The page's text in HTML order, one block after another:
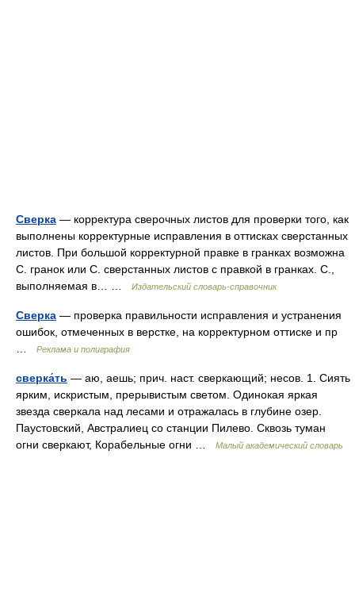
Сверка — корректура сверочных листов для проверки того, как
выполнены корректурные исправления в оттисках сверстанных
листов. При большой корректурной правке в гранках возможна
С. гранок или С. сверстанных листов с правкой в гранках. С.,
выполняемая в… …
Издательский словарь-справочник
Сверка — проверка правильности исправления и устранения
ошибок, отмеченных в верстке, на корректурном оттиске и пр
Реклама и полиграфия
сверка́ть — аю, аешь; прич. наст. сверкающий; несов. 1. Сиять
ярким, искристым, прерывистым светом. Одинокая яркая
звезда сверкала над лесами и отражалась в глубине озер.
Паустовский, Австралиец со станции Пилево. Сквозь туман
огни сверкают, Корабельные огни …
Малый академический словарь